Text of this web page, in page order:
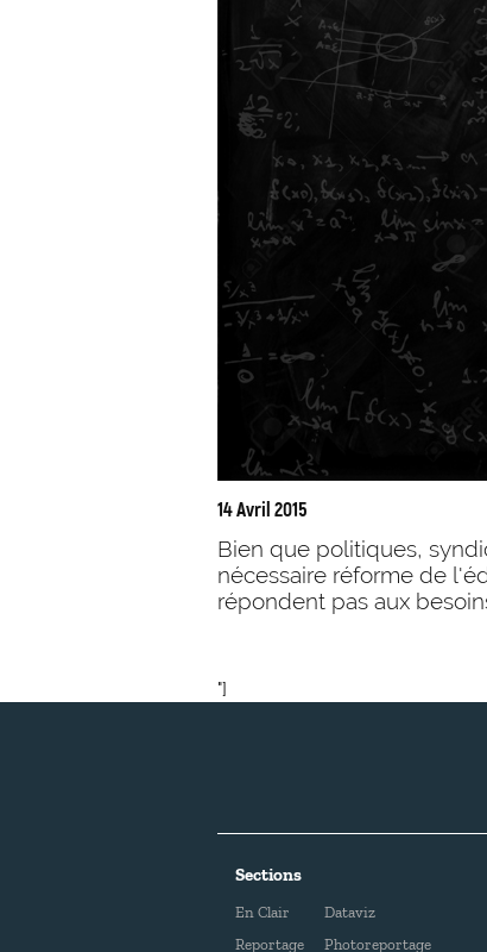
14 Avril 2015
Bien que politiques,
nécessaire réforme de
répondent pas aux
"]
Sections
En Clair
Reportage
Dataviz
Photoreportage